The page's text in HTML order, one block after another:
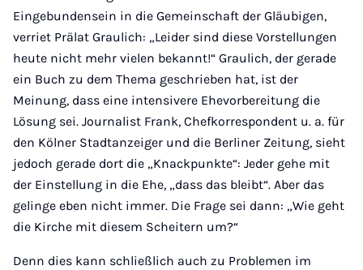
Eingebundensein in die Gemeinschaft der Gläubigen,
verriet Prälat Graulich: „Leider sind diese Vorstellungen
heute nicht mehr vielen bekannt!“ Graulich, der gerade
ein Buch zu dem Thema geschrieben hat, ist der
Meinung, dass eine intensivere Ehevorbereitung die
Lösung sei. Journalist Frank, Chefkorrespondent u. a. für
den Kölner Stadtanzeiger und die Berliner Zeitung, sieht
jedoch gerade dort die „Knackpunkte“: Jeder gehe mit
der Einstellung in die Ehe, „dass das bleibt“. Aber das
gelinge eben nicht immer. Die Frage sei dann: „Wie geht
die Kirche mit diesem Scheitern um?“
Denn dies kann schließlich auch zu Problemen im